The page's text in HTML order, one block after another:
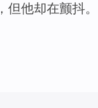
， 但他却在颤抖。